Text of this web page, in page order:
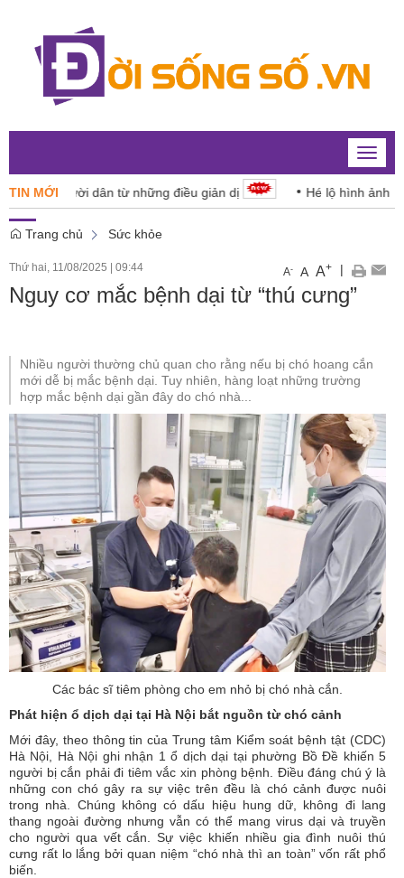
Toggle
TIN MỚI
người dân từ những điều giản dị Hé lộ hình ảnh Mặt
Trang chủ Sức khỏe
Thứ hai, 11/08/2025 09:44 A- A A+ |
Nguy cơ mắc bệnh dại từ “thú cưng”
Nhiều người thường chủ quan cho rằng nếu bị chó hoang cắn
mới dễ bị mắc bệnh dại. Tuy nhiên, hàng loạt những trường
hợp mắc bệnh dại gần đây do chó nhà...
Các bác sĩ tiêm phòng cho em nhỏ bị chó nhà cắn.
Phát hiện ổ dịch dại tại Hà Nội bắt nguồn từ chó cảnh
Mới đây, theo thông tin của Trung tâm Kiểm soát bệnh tật (CDC)
Hà Nội, Hà Nội ghi nhận 1 ổ dịch dại tại phường Bồ Đề khiến 5
người bị cắn phải đi tiêm vắc xin phòng bệnh. Điều đáng chú ý là
những con chó gây ra sự việc trên đều là chó cảnh được nuôi
trong nhà. Chúng không có dấu hiệu hung dữ, không đi lang
thang ngoài đường nhưng vẫn có thể mang virus dại và truyền
cho người qua vết cắn. Sự việc khiến nhiều gia đình nuôi thú
cưng rất lo lắng bởi quan niệm “chó nhà thì an toàn” vốn rất phổ
biến.